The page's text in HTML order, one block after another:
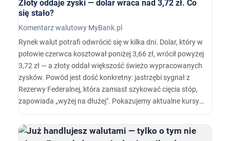
Złoty oddaje zyski — dolar wraca nad 3,72 zł. Co
się stało?
Komentarz walutowy MyBank.pl
Rynek walut potrafi odwrócić się w kilka dni. Dolar, który w
połowie czerwca kosztował poniżej 3,66 zł, wrócił powyżej
3,72 zł — a złoty oddał większość świeżo wypracowanych
zysków. Powód jest dość konkretny: jastrzębi sygnał z
Rezerwy Federalnej, która zamiast szykować cięcia stóp,
zapowiada „wyżej na dłużej". Pokazujemy aktualne kursy
co się wydarzyło, i sprawdzamy, czy to faktycznie słabość
złotego — czy po prostu siła dolara.